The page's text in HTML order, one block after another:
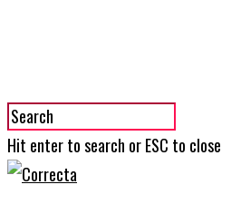
Hit enter to search or ESC to close